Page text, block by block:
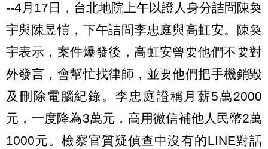
--4月17日，台北地院上午以證人身分詰問陳奐
宇與陳昱愷，下午詰問李忠庭與高虹安。陳奐
宇表示，案件爆發後，高虹安曾要他們不要對
外發言，會幫忙找律師，並要他們把手機銷毀
及刪除電腦紀錄。李忠庭證稱月薪5萬2000
元，一度降為3萬元，高用微信補他人民幣2萬
1000元。檢察官質疑偵查中沒有的LINE對話